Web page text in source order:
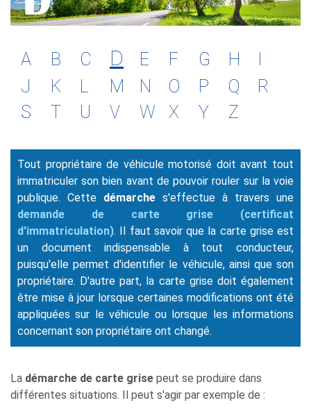
A B C D E F G H
I
J
K L M N O P Q
R
S
T U V W X Y Z
Tout propriétaire de véhicule motorisé doit avant tout
immatriculer son bien avant de pouvoir rouler sur la voie
publique. Cette démarche s'effectue à travers une
demande de carte grise (certificat
d'immatriculation). Il faut savoir que la carte grise est
un document indispensable à tout conducteur,
puisqu'elle permet d'identifier le véhicule, ainsi que son
propriétaire. D'autre part, la carte grise doit également
être mise à jour lorsque certaines modifications ont été
appliquées sur le véhicule ou lorsque les informations
concernant son propriétaire ont changé.
La démarche de carte grise peut se produire dans
différentes situations. Il peut s'agir par exemple de :